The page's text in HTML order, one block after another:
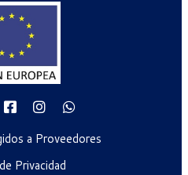
a Proveedores
Privacidad